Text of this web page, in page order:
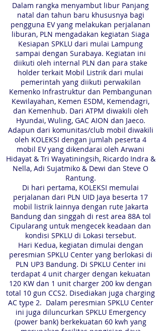
Dalam rangka menyambut libur Panjang
natal dan tahun baru khususnya bagi
pengguna EV yang melakukan perjalanan
liburan, PLN mengadakan kegiatan Siaga
Kesiapan SPKLU dari mulai Lampung
sampai dengan Surabaya. Kegiatan ini
diikuti oleh internal PLN dan para stake
holder terkait Mobil Listrik dari mulai
pemerintah yang diikuti perwakilan
Kemenko Infrastruktur dan Pembangunan
Kewilayahan, Kemen ESDM, Kemendagri,
dan Kemenhub. Dari ATPM diwakili oleh
Hyundai, Wuling, GAC AION dan Jaeco.
Adapun dari komunitas/club mobil diwakili
oleh KOLEKSI dengan jumlah peserta 4
mobil EV yang dikendarai oleh Arwani
Hidayat & Tri Wayatiningsih, Ricardo Indra &
Nella, Adi Sujatmiko & Dewi dan Steve O
Rantung.
Di hari pertama, KOLEKSI memulai
perjalanan dari PLN UID Jaya beserta 17
mobil listrik lainnya dengan rute Jakarta
Bandung dan singgah di rest area 88A tol
Cipularang untuk mengecek keadaan dan
kondisi SPKLU di Lokasi tersebut.
Hari Kedua, kegiatan dimulai dengan
peresmian SPKLU Center yang berlokasi di
PLN UP3 Bandung. Di SPKLU Center ini
terdapat 4 unit charger dengan kekuatan
120 KW dan 1 unit charger 200 kw dengan
total 10 gun CCS2. Disediakan juga charging
AC type 2. Dalam peresmian SPKLU Center
ini juga diluncurkan SPKLU Emergency
(power bank) berkekuatan 60 kwh yang